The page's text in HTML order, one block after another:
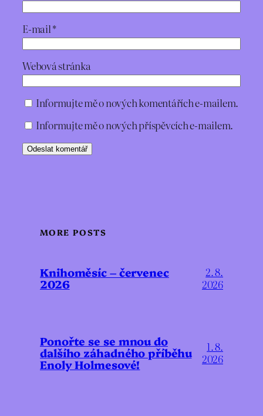
E-mail*
Webová stránka
Informujte mě o nových komentářích e-mailem.
Informujte mě o nových příspěvcích e-mailem.
MORE POSTS
Knihoměsíc – červenec
2026
2. 8.
2026
Ponořte se se mnou do
dalšího záhadného příběhu
Enoly Holmesové!
1. 8.
2026